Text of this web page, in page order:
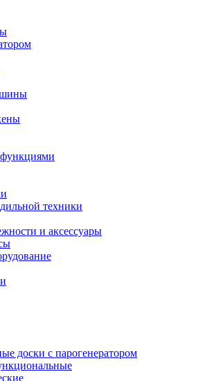
техники
и аксессуары
доски с парогенератором